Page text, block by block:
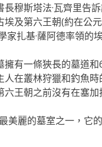
斯塔法·瓦齊里告
及第六王朝(約在公
扎基·薩阿德率領的
有一條狹長的墓道和
人在叢林狩獵和釣魚
王朝之前沒有在塞加
麗的墓室之一，它